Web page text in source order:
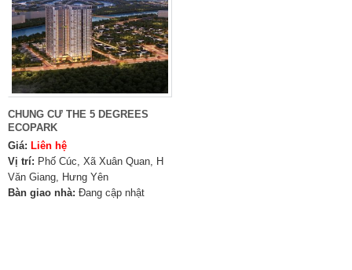
CHUNG CƯ THE 5 DEGREES
ECOPARK
Giá: Liên hệ
Vị trí: Phố Cúc, Xã Xuân Quan, H
Văn Giang, Hưng Yên
Bàn giao nhà: Đang cập nhật